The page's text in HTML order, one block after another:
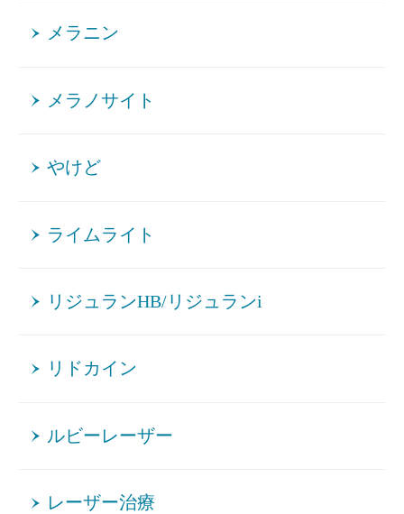
メラニン
メラノサイト
やけど
ライムライト
リジュランHB/リジュランi
リドカイン
ルビーレーザー
レーザー治療